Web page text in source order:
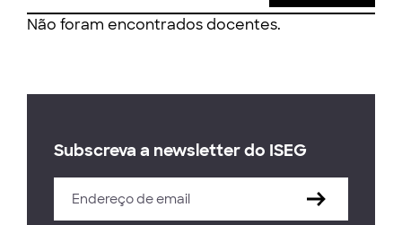
Não foram encontrados docentes.
Subscreva a newsletter do ISEG